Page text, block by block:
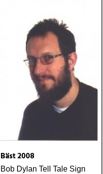
Bäst 2008
Bob Dylan Tell Tale Sign